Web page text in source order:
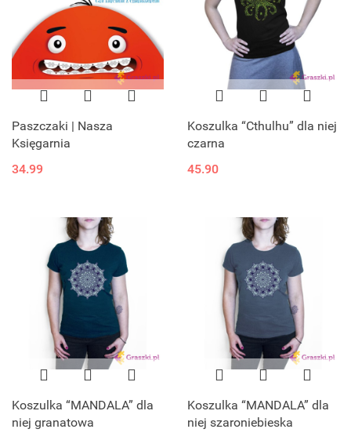
Paszczaki | Nasza
Księgarnia
34.99
Koszulka “Cthulhu” dla niej
czarna
45.90
Koszulka “MANDALA” dla
niej granatowa
Koszulka “MANDALA” dla
niej szaroniebieska